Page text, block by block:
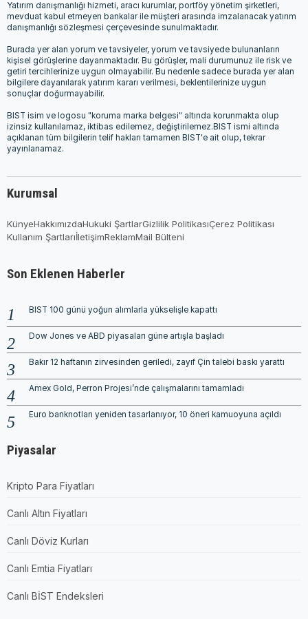
Yatırım danışmanlığı hizmeti, aracı kurumlar, portföy yönetim şirketleri,
mevduat kabul etmeyen bankalar ile müşteri arasında imzalanacak yatırım
danışmanlığı sözleşmesi çerçevesinde sunulmaktadır.
Burada yer alan yorum ve tavsiyeler, yorum ve tavsiyede bulunanların
kişisel görüşlerine dayanmaktadır. Bu görüşler, mali durumunuz ile risk ve
getiri tercihlerinize uygun olmayabilir. Bu nedenle sadece burada yer alan
bilgilere dayanılarak yatırım kararı verilmesi, beklentilerinize uygun
sonuçlar doğurmayabilir.
BIST isim ve logosu "koruma marka belgesi" altında korunmakta olup
izinsiz kullanılamaz, iktibas edilemez, değiştirilemez.BIST ismi altında
açıklanan tüm bilgilerin telif hakları tamamen BIST'e ait olup, tekrar
yayınlanamaz.
Kurumsal
KünyeHakkımızdaHukuki ŞartlarGizlilik PolitikasıÇerez Politikası
Kullanım ŞartlarıİletişimReklamMail Bülteni
Son Eklenen Haberler
BIST 100 günü yoğun alımlarla yükselişle kapattı
Dow Jones ve ABD piyasaları güne artışla başladı
Bakır 12 haftanın zirvesinden geriledi, zayıf Çin talebi baskı yarattı
Amex Gold, Perron Projesi’nde çalışmalarını tamamladı
Euro banknotları yeniden tasarlanıyor, 10 öneri kamuoyuna açıldı
Piyasalar
Kripto Para Fiyatları
Canlı Altın Fiyatları
Canlı Döviz Kurları
Canlı Emtia Fiyatları
Canlı BİST Endeksleri